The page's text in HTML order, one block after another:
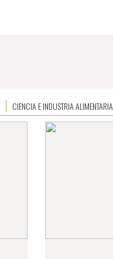
CIENCIA E INDUSTRIA ALIMENTARIA